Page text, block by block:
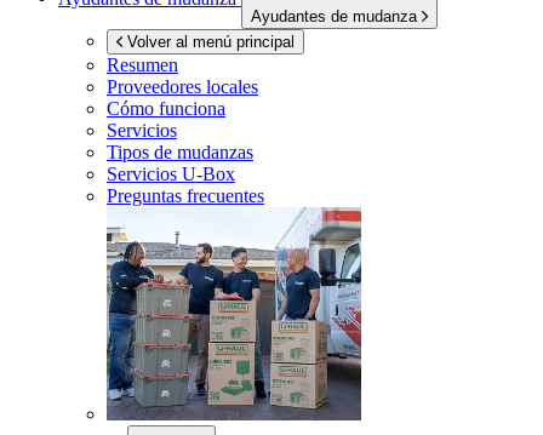
Ayudantes de mudanza
Volver al menú principal
Resumen
Proveedores locales
Cómo funciona
Servicios
Tipos de mudanzas
Servicios U-Box
Preguntas frecuentes